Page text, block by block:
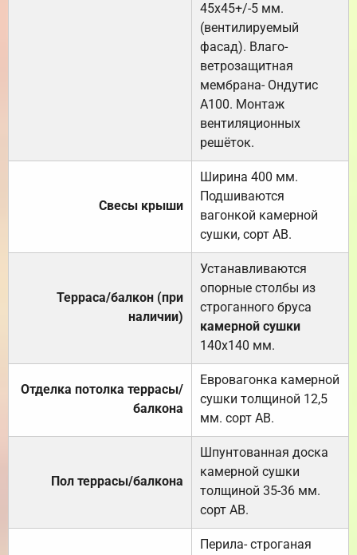
45х45+/-5 мм.
(вентилируемый
фасад). Влаго-
ветрозащитная
мембрана- Ондутис
А100. Монтаж
вентиляционных
решёток.
Свесы крыши
Ширина 400 мм.
Подшиваются
вагонкой камерной
сушки, сорт АВ.
Терраса/балкон (при
наличии)
Устанавливаются
опорные столбы из
строганного бруса
камерной сушки
140х140 мм.
Отделка потолка террасы/
балкона
Евровагонка камерной
сушки толщиной 12,5
мм. сорт АВ.
Пол террасы/балкона
Шпунтованная доска
камерной сушки
толщиной 35-36 мм.
сорт АВ.
Перила- строганая